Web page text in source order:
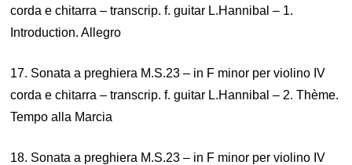
corda e chitarra – transcrip. f. guitar L.Hannibal – 1.
Introduction. Allegro
17. Sonata a preghiera M.S.23 – in F minor per violino IV
corda e chitarra – transcrip. f. guitar L.Hannibal – 2. Thème.
Tempo alla Marcia
18. Sonata a preghiera M.S.23 – in F minor per violino IV